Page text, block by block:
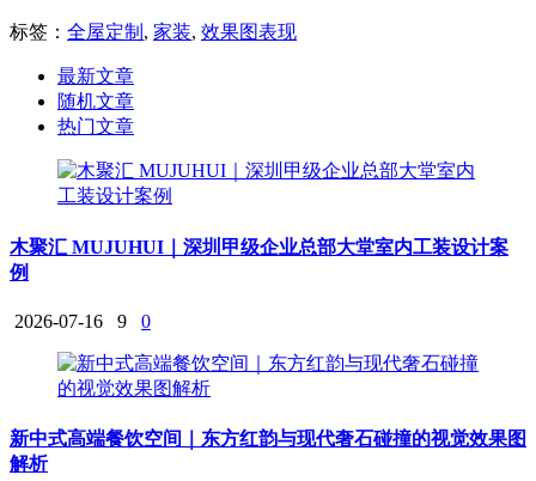
标签： 全屋定制 , 家装, 效果图表现
最新文章
随机文章
热门文章
木聚汇 MUJUHUI｜深圳甲级企业总部大堂室内工装设计案
例
2026-07-16 9 0
新中式高端餐饮空间｜东方红韵与现代奢石碰撞的视觉效果图
解析